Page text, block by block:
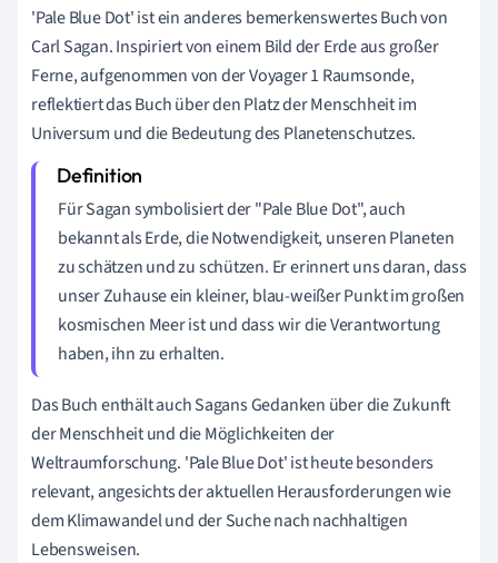
'Pale Blue Dot' ist ein anderes bemerkenswertes Buch von
Carl Sagan. Inspiriert von einem Bild der Erde aus großer
Ferne, aufgenommen von der Voyager 1 Raumsonde,
reflektiert das Buch über den Platz der Menschheit im
Universum und die Bedeutung des Planetenschutzes.
Für Sagan symbolisiert der "Pale Blue Dot", auch
bekannt als Erde, die Notwendigkeit, unseren Planeten
zu schätzen und zu schützen. Er erinnert uns daran, dass
unser Zuhause ein kleiner, blau-weißer Punkt im großen
kosmischen Meer ist und dass wir die Verantwortung
haben, ihn zu erhalten.
Das Buch enthält auch Sagans Gedanken über die Zukunft
der Menschheit und die Möglichkeiten der
Weltraumforschung. 'Pale Blue Dot' ist heute besonders
relevant, angesichts der aktuellen Herausforderungen wie
dem Klimawandel und der Suche nach nachhaltigen
Lebensweisen.